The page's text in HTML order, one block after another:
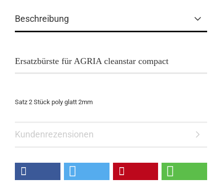
Beschreibung
Ersatzbürste für AGRIA cleanstar compact
Satz 2 Stück poly glatt 2mm
Kundenrezensionen